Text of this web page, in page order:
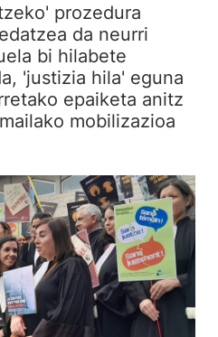
prozedura
da neurri
bi hilabete
'justizia hila' eguna
epaiketa anitz
mobilizazioa